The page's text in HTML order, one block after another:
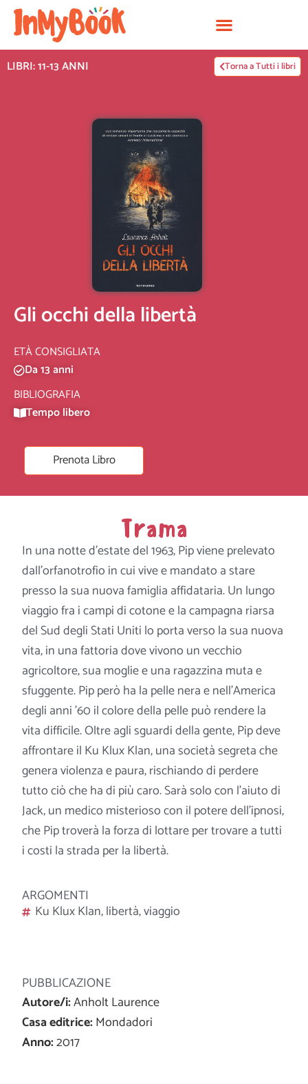
Vai
contenuto
LIBRI: 11-13 ANNI Torna a Tutti i libri
Gli occhi della libertà
ETÀ CONSIGLIATA
Da 13 anni
BIBLIOGRAFIA
Tempo libero
Prenota Libro
PUBBLICAZIONE
Autore/i:Anholt Laurence
Casa editrice:Mondadori
Anno:2017
Trama
In una notte d’estate del 1963, Pip viene prelevato
dall’orfanotrofio in cui vive e mandato a stare
presso la sua nuova famiglia affidataria. Un lungo
viaggio fra i campi di cotone e la campagna riarsa
del Sud degli Stati Uniti lo porta verso la sua nuova
vita, in una fattoria dove vivono un vecchio
agricoltore, sua moglie e una ragazzina muta e
sfuggente. Pip però ha la pelle nera e nell’America
degli anni ’60 il colore della pelle può rendere la
vita difficile.Oltre agli sguardi della gente, Pip deve
affrontare il Ku Klux Klan, una società segreta che
genera violenza e paura, rischiando di perdere
tutto ciò che ha di più caro. Sarà solo con l’aiuto di
Jack, un medico misterioso con il potere dell’ipnosi,
che Pip troverà la forza di lottare per trovare a tutti
i costi la strada per la libertà.
ARGOMENTI
Ku Klux Klan,libertà,viaggio